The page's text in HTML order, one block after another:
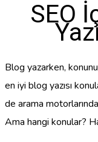
SEO
Blog yazarken,
en iyi blog yazısı
de arama motorlarında
Ama hangi konular?